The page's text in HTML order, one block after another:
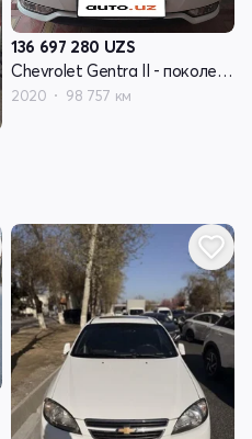
136 697 280 UZS
Chevrolet Gentra II - поколение
2020 98 757 км